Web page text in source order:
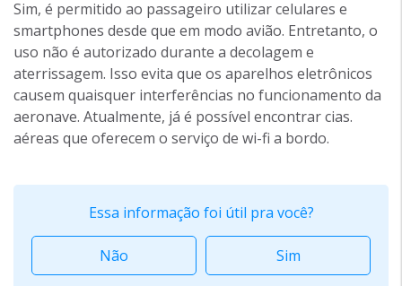
Sim, é permitido ao passageiro utilizar celulares e
smartphones desde que em modo avião. Entretanto, o
uso não é autorizado durante a decolagem e
aterrissagem. Isso evita que os aparelhos eletrônicos
causem quaisquer interferências no funcionamento da
aeronave. Atualmente, já é possível encontrar cias.
aéreas que oferecem o serviço de wi-fi a bordo.
Essa informação foi útil pra você?
Não Sim